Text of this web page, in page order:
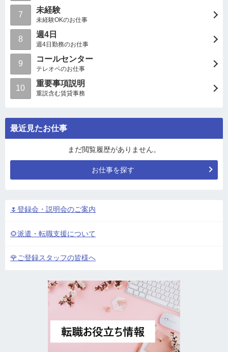
7
未経験
未経験OKのお仕事
8
週4日
週4日勤務のお仕事
9
コールセンター
テレオペのお仕事
10
重要事項説明
重説含む賃貸事務
最近見たお仕事
まだ閲覧履歴がありません。
お仕事を探す
🌷登録会・説明会のご案内
🌻派遣・転職支援について
🌹ご登録スタッフの皆様へ